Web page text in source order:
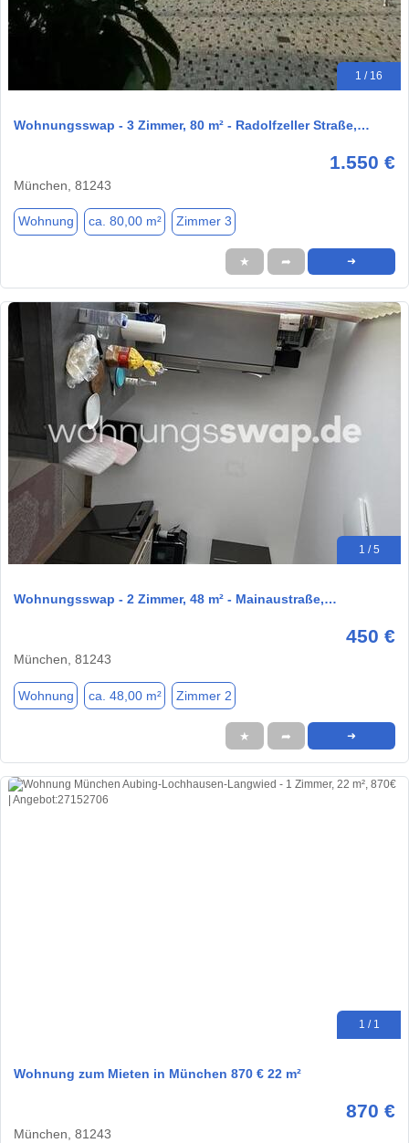
1 / 16
Wohnungsswap - 3 Zimmer, 80 m² - Radolfzeller Straße,…
1.550 €
München, 81243
Wohnung ca. 80,00 m² Zimmer 3
★ ➦ ➜
1 / 5
Wohnungsswap - 2 Zimmer, 48 m² - Mainaustraße,…
450 €
München, 81243
Wohnung ca. 48,00 m² Zimmer 2
★ ➦ ➜
1 / 1
Wohnung zum Mieten in München 870 € 22 m²
870 €
München, 81243